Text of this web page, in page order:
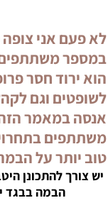
לא פעם אני צופה
במספר
הוא ירוד חסר
לשופטים וגם
אנסה במאמר
משתתפים
טוב יותר על
יש צורך להתכונן
הבמה בבגד